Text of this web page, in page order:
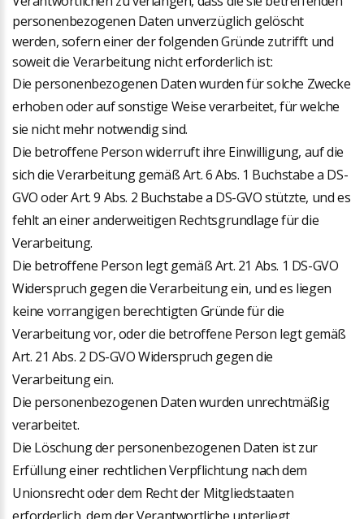
personenbezogenen Daten unverzüglich gelöscht
werden, sofern einer der folgenden Gründe zutrifft und
soweit die Verarbeitung nicht erforderlich ist:
Die personenbezogenen Daten wurden für solche Zwecke
erhoben oder auf sonstige Weise verarbeitet, für welche
sie nicht mehr notwendig sind.
Die betroffene Person widerruft ihre Einwilligung, auf die
sich die Verarbeitung gemäß Art. 6 Abs. 1 Buchstabe a DS-
GVO oder Art. 9 Abs. 2 Buchstabe a DS-GVO stützte, und es
fehlt an einer anderweitigen Rechtsgrundlage für die
Verarbeitung.
Die betroffene Person legt gemäß Art. 21 Abs. 1 DS-GVO
Widerspruch gegen die Verarbeitung ein, und es liegen
keine vorrangigen berechtigten Gründe für die
Verarbeitung vor, oder die betroffene Person legt gemäß
Art. 21 Abs. 2 DS-GVO Widerspruch gegen die
Verarbeitung ein.
Die personenbezogenen Daten wurden unrechtmäßig
verarbeitet.
Die Löschung der personenbezogenen Daten ist zur
Erfüllung einer rechtlichen Verpflichtung nach dem
Unionsrecht oder dem Recht der Mitgliedstaaten